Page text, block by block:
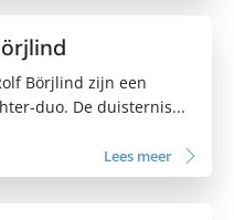
Börjlind zijn een
duo. De duisternis...
Lees meer